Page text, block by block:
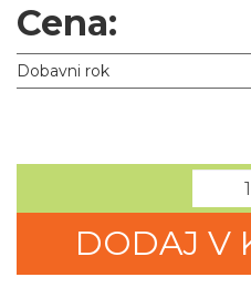
Cena:
Dobavni rok
DODAJ V